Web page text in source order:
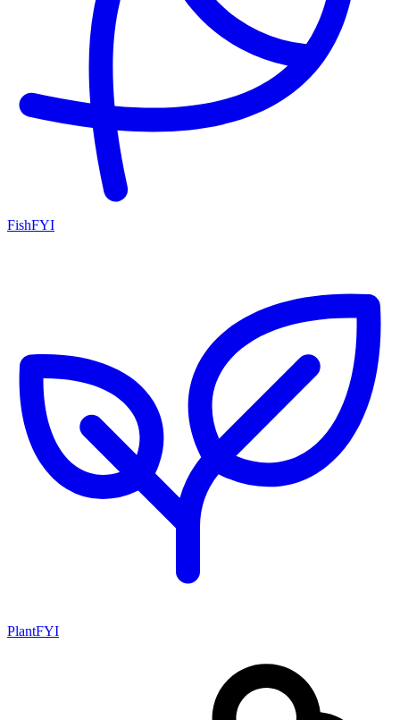
FishFYI
PlantFYI